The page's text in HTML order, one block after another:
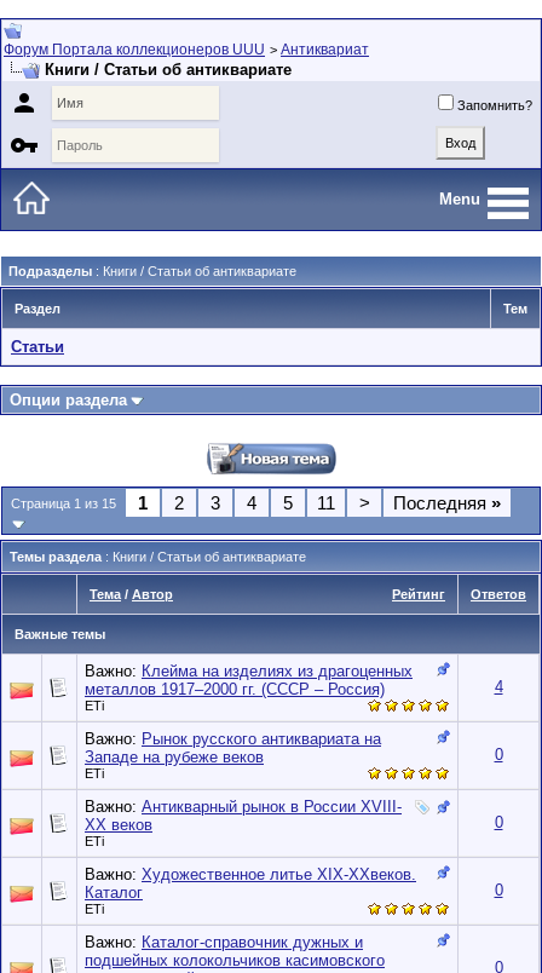
Форум Портала коллекционеров UUU > Антиквариат
Книги / Статьи об антиквариате
 Запомнить?

Menu
Подразделы : Книги / Статьи об антиквариате
Раздел Тем
Статьи
Опции раздела
Страница 1 из 15 1 2 3 4 5 11 > Последняя »
Темы раздела : Книги / Статьи об антиквариате
Рейтинг
Тема / Автор Ответов
Важные темы
Важно: Клейма на изделиях из драгоценных
металлов 1917–2000 гг. (СССР – Россия)
ETi
4
Важно: Рынок русского антиквариата на
Западе на рубеже веков
ETi
0
Важно: Антикварный рынок в России XVIII-
XX веков
ETi
0
Важно: Художественное литье XIX-XXвеков.
Каталог
ETi
0
Важно: Каталог-справочник дужных и
подшейных колокольчиков касимовского
0